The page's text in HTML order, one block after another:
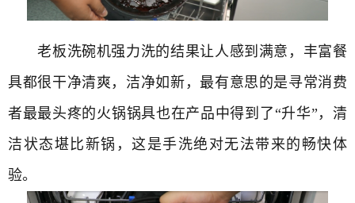
老板洗碗机强力洗的结果让人感到满意，丰富餐
具都很干净清爽，洁净如新，最有意思的是寻常消费
者最最头疼的火锅锅具也在产品中得到了“升华”，清
洁状态堪比新锅，这是手洗绝对无法带来的畅快体
验。